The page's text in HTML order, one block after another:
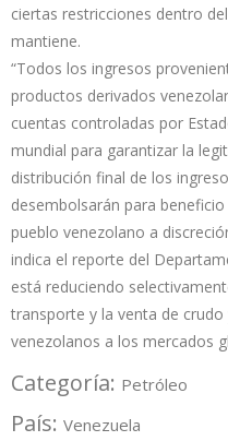
ciertas restricciones dentro
mantiene.
“Todos los ingresos
productos derivados
cuentas controladas por
mundial para garantizar la
distribución final de los
desembolsarán para
pueblo venezolano a
indica el reporte del
está reduciendo
transporte y la venta de
venezolanos a los mercados
Categoría: Petróleo
País: Venezuela